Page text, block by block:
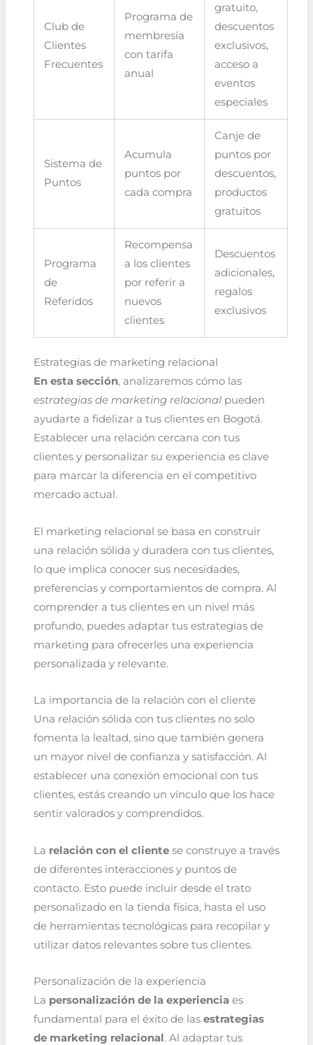
Club de
Clientes
Frecuentes
Programa de
membresía
con tarifa
anual
gratuito,
descuentos
exclusivos,
acceso a
eventos
especiales
Sistema de
Puntos
Acumula
puntos por
cada compra
Canje de
puntos por
descuentos,
productos
gratuitos
Programa
de
Referidos
Recompensa
a los clientes
por referir a
nuevos
clientes
Descuentos
adicionales,
regalos
exclusivos
Estrategias de marketing relacional
En esta sección, analizaremos cómo las
estrategias de marketing relacionalpueden
ayudarte a fidelizar a tus clientes en Bogotá.
Establecer una relación cercana con tus
clientes y personalizar su experiencia es clave
para marcar la diferencia en el competitivo
mercado actual.
El marketing relacional se basa en construir
una relación sólida y duradera con tus clientes,
lo que implica conocer sus necesidades,
preferencias y comportamientos de compra. Al
comprender a tus clientes en un nivel más
profundo, puedes adaptar tus estrategias de
marketing para ofrecerles una experiencia
personalizada y relevante.
La importancia de la relación con el cliente
Una relación sólida con tus clientes no solo
fomenta la lealtad, sino que también genera
un mayor nivel de confianza y satisfacción. Al
establecer una conexión emocional con tus
clientes, estás creando un vínculo que los hace
sentir valorados y comprendidos.
La relación con el clientese construye a través
de diferentes interacciones y puntos de
contacto. Esto puede incluir desde el trato
personalizado en la tienda física, hasta el uso
de herramientas tecnológicas para recopilar y
utilizar datos relevantes sobre tus clientes.
Personalización de la experiencia
La personalización de la experienciaes
fundamental para el éxito de las estrategias
de marketing relacional. Al adaptar tus